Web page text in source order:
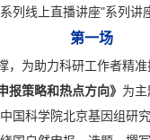
列线上直播讲座"系列讲
第一场
，为助力科研工作者精
报策略和热点方向》 为
国科学院北京基因组研